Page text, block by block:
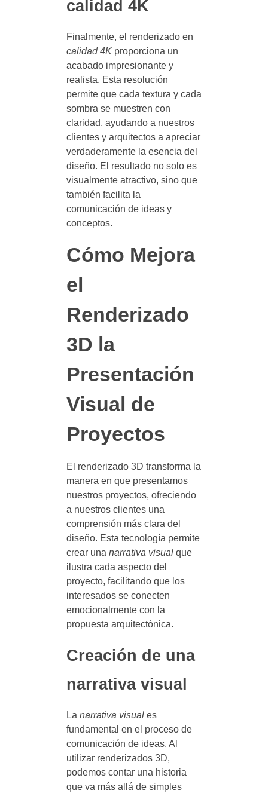
calidad 4K
Finalmente, el renderizado en
calidad 4Kproporciona un
acabado impresionante y
realista. Esta resolución
permite que cada textura y cada
sombra se muestren con
claridad, ayudando a nuestros
clientes y arquitectos a apreciar
verdaderamente la esencia del
diseño. El resultado no solo es
visualmente atractivo, sino que
también facilita la
comunicación de ideas y
conceptos.
Cómo Mejora
el
Renderizado
3D la
Presentación
Visual de
Proyectos
El renderizado 3D transforma la
manera en que presentamos
nuestros proyectos, ofreciendo
a nuestros clientes una
comprensión más clara del
diseño. Esta tecnología permite
crear una narrativa visualque
ilustra cada aspecto del
proyecto, facilitando que los
interesados se conecten
emocionalmente con la
propuesta arquitectónica.
Creación de una
narrativa visual
La narrativa visuales
fundamental en el proceso de
comunicación de ideas. Al
utilizar renderizados 3D,
podemos contar una historia
que va más allá de simples